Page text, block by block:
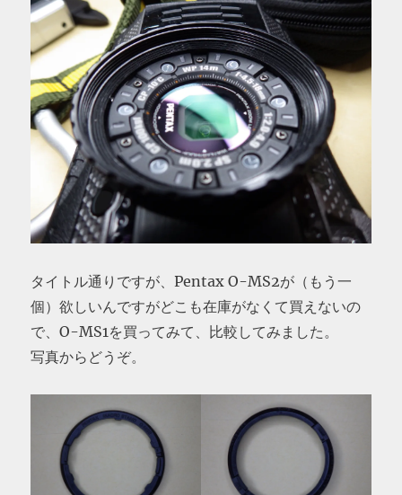
タイトル通りですが、Pentax O-MS2が（もう一
個）欲しいんですがどこも在庫がなくて買えないの
で、O-MS1を買ってみて、比較してみました。
写真からどうぞ。